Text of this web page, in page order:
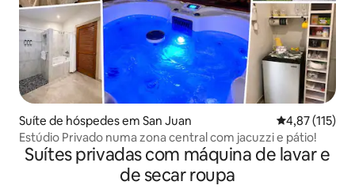
Suíte de hóspedes em San Juan Classificação
4,87 (115)
Estúdio Privado numa zona central com jacuzzi e pátio!
Suítes privadas com máquina de lavar e
de secar roupa